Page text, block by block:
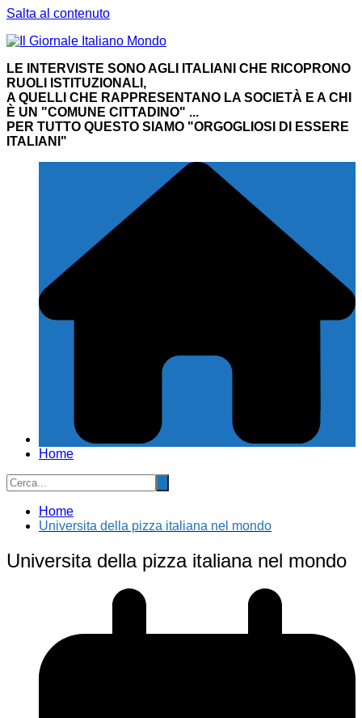
Salta al contenuto
LE INTERVISTE SONO AGLI ITALIANI CHE RICOPRONO
RUOLI ISTITUZIONALI,
A QUELLI CHE RAPPRESENTANO LA SOCIETÀ E A CHI
È UN "COMUNE CITTADINO" ...
PER TUTTO QUESTO SIAMO "ORGOGLIOSI DI ESSERE
ITALIANI"
Home
Home
Universita della pizza italiana nel mondo
Universita della pizza italiana nel mondo